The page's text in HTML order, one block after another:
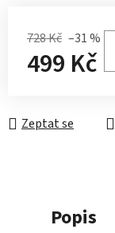
728 Kč –31 %
499 Kč
Zeptat se
Popis